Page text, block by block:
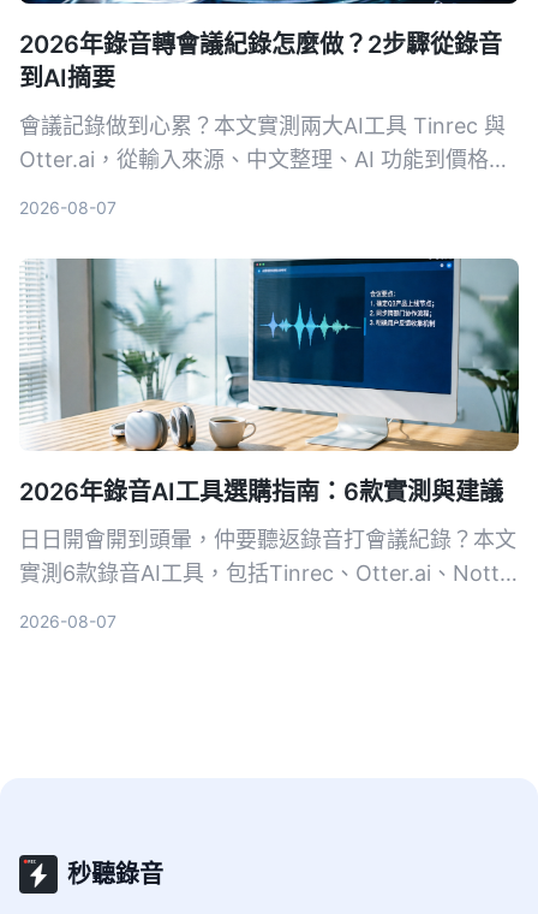
2026年錄音轉會議紀錄怎麼做？2步驟從錄音
到AI摘要
會議記錄做到心累？本文實測兩大AI工具 Tinrec 與
Otter.ai，從輸入來源、中文整理、AI 功能到價格方
2026-08-07
2026年錄音AI工具選購指南：6款實測與建議
日日開會開到頭暈，仲要聽返錄音打會議紀錄？本文
實測6款錄音AI工具，包括Tinrec、Otter.ai、Notta
2026-08-07
秒聽錄音